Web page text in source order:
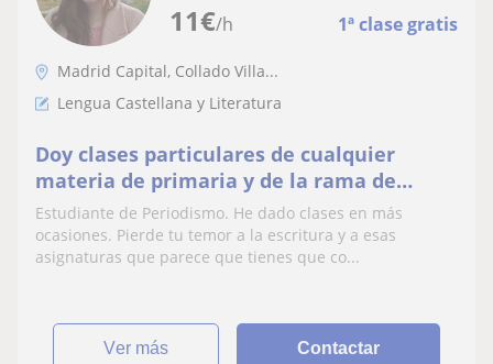
11€/h 1ª clase gratis
Madrid Capital, Collado Villa...
Lengua Castellana y Literatura
Doy clases particulares de cualquier
materia de primaria y de la rama de
humanidades en cursos superiores
Estudiante de Periodismo. He dado clases en más
ocasiones. Pierde tu temor a la escritura y a esas
asignaturas que parece que tienes que co...
ver más Contactar